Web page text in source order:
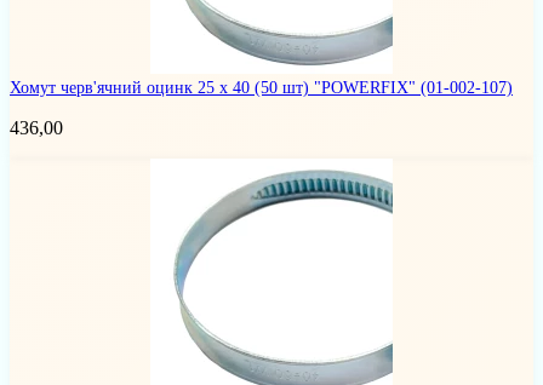
Хомут черв'ячний оцинк 25 х 40 (50 шт) "POWERFIX" (01-002-107)
436,00